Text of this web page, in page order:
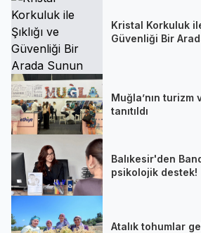
Kristal Korkuluk ile
Güvenliği Bir
Muğla’nın turizm
tanıtıldı
Balıkesir'den
psikolojik destek!
Atalık tohumlar